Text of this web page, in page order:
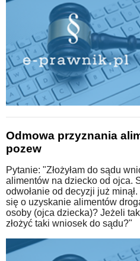
Odmowa przyznania
pozew
Pytanie: "Złożyłam do sądu
alimentów na dziecko od ojca.
odwołanie od decyzji już
się o uzyskanie alimentów
osoby (ojca dziecka)? Jeżeli
złożyć taki wniosek do sądu?"